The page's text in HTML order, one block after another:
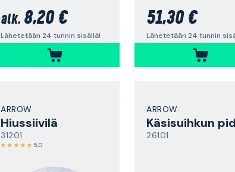
alk. 8,20 €
Lähetetään 24 tunnin sisällä!
51,30 €
Lähetetään 24 tunnin
ARROW
Hiussiivilä
31201
5,0
ARROW
Käsisuihkun
26101